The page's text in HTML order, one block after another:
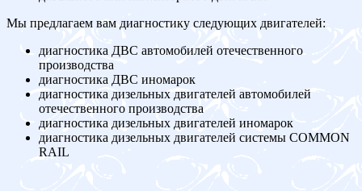
Мы предлагаем вам диагностику следующих двигателей:
диагностика ДВС автомобилей отечественного
производства
диагностика ДВС иномарок
диагностика дизельных двигателей автомобилей
отечественного производства
диагностика дизельных двигателей иномарок
диагностика дизельных двигателей системы COMMON
RAIL